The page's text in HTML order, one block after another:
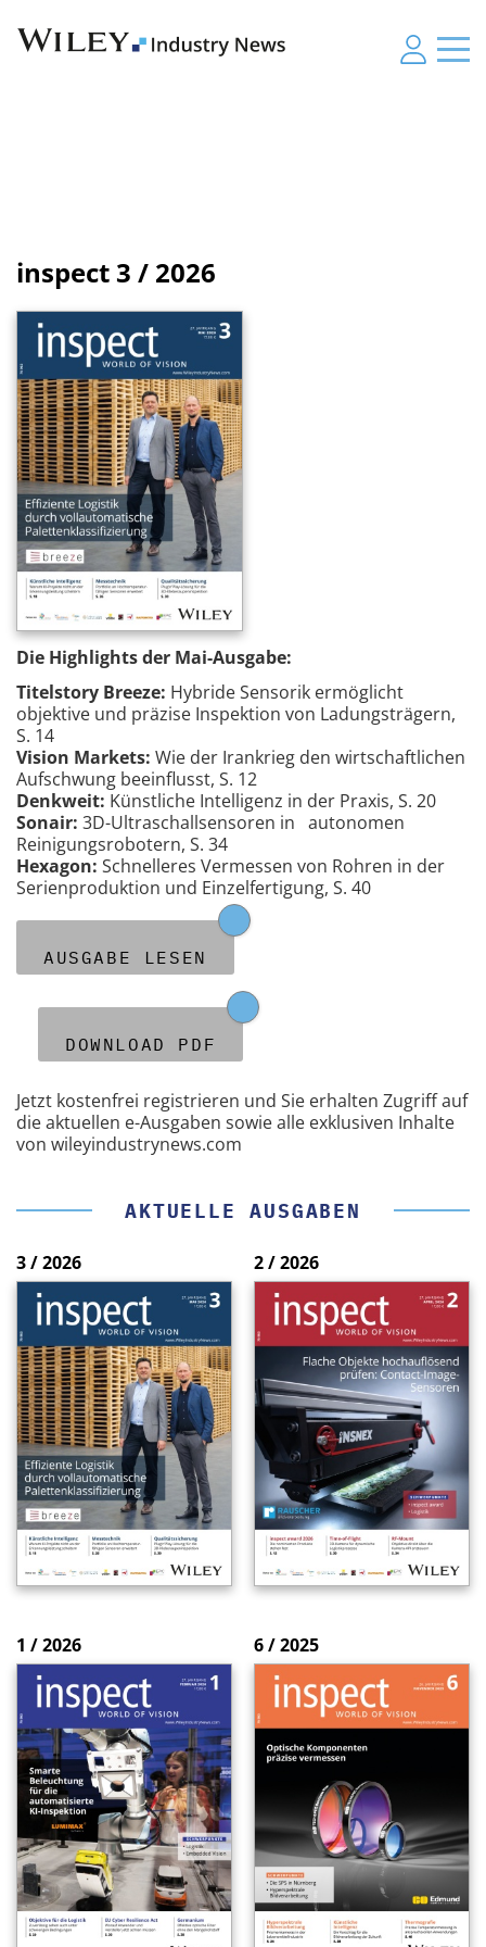
inspect 3 / 2026
Die Highlights der Mai-Ausgabe:
Titelstory Breeze: Hybride Sensorik ermöglicht
objektive und präzise Inspektion von Ladungsträgern,
S. 14
Vision Markets: Wie der Irankrieg den wirtschaftlichen
Aufschwung beeinflusst, S. 12
Denkweit: Künstliche Intelligenz in der Praxis, S. 20
Sonair: 3D-Ultraschallsensoren in autonomen
Reinigungsrobotern, S. 34
Hexagon: Schnelleres Vermessen von Rohren in der
Serienproduktion und Einzelfertigung, S. 40
AUSGABE LESEN
DOWNLOAD PDF
Jetzt kostenfrei registrieren und Sie erhalten Zugriff auf
die aktuellen e-Ausgaben sowie alle exklusiven Inhalte
von wileyindustrynews.com
AKTUELLE AUSGABEN
3 / 2026 2 / 2026
1 / 2026 6 / 2025